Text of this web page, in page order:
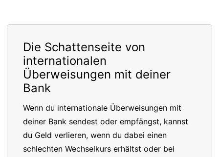
Die Schattenseite von
internationalen
Überweisungen mit deiner
Bank
Wenn du internationale Überweisungen mit
deiner Bank sendest oder empfängst, kannst
du Geld verlieren, wenn du dabei einen
schlechten Wechselkurs erhältst oder bei